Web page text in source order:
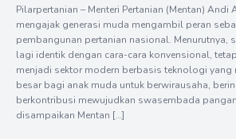
Pilarpertanian – Menteri Pertanian (Mentan) Andi
mengajak generasi muda mengambil peran
pembangunan pertanian nasional. Menurutnya,
lagi identik dengan cara-cara konvensional,
menjadi sektor modern berbasis teknologi yang
besar bagi anak muda untuk berwirausaha,
berkontribusi mewujudkan swasembada
disampaikan Mentan […]